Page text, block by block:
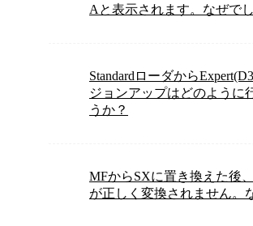
Aと表示されます。なぜで
Standardローダから
ジョンアップはどのように
うか？
MFからSXに置き換えた後
が正しく変換されません。